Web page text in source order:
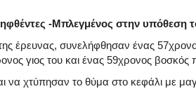
-Μπλεγμένος στην
έρευνας, συνελήφθησαν ένας
γιος του και ένας 59χρονος βοσκός
να χτύπησαν το θύμα στο κεφάλι με